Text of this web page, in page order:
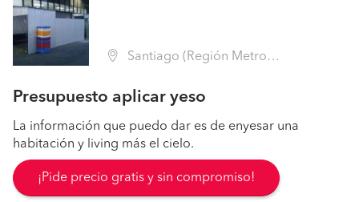
Santiago (Región Metropolitana - Santiago)
Presupuesto aplicar yeso
La información que puedo dar es de enyesar una
habitación y living más el cielo.
¡Pide precio gratis y sin compromiso!